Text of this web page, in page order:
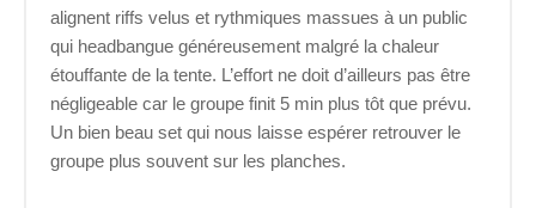
alignent riffs velus et rythmiques massues à un public
qui headbangue généreusement malgré la chaleur
étouffante de la tente. L’effort ne doit d’ailleurs pas être
négligeable car le groupe finit 5 min plus tôt que prévu.
Un bien beau set qui nous laisse espérer retrouver le
groupe plus souvent sur les planches.